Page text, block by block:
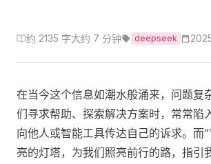
约 2135 字大约 7 分钟 deepseek
在当今这个信息如潮水般涌来，问题复
们寻求帮助、探索解决方案时，常常陷
向他人或智能工具传达自己的诉求。而
亮的灯塔，为我们照亮前行的路，指引